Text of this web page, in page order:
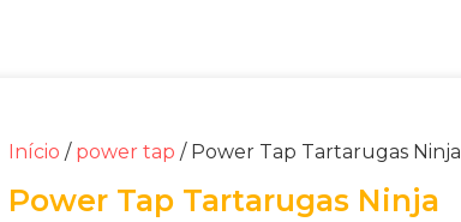
Início / power tap / Power Tap Tartarugas Ninja
Power Tap Tartarugas Ninja